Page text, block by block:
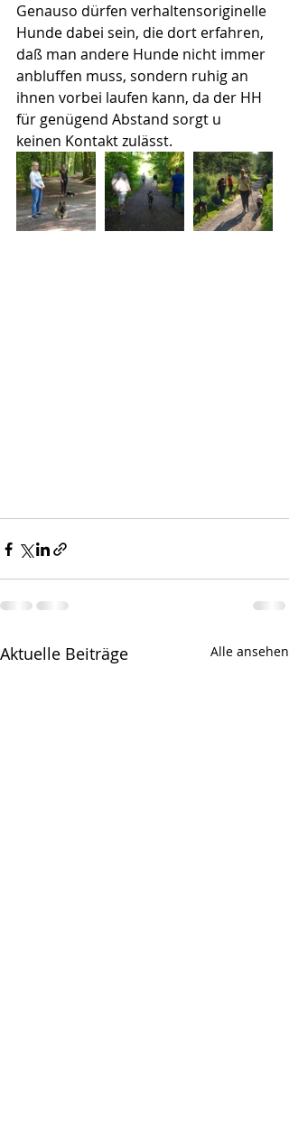
Genauso dürfen verhaltensoriginelle
Hunde dabei sein, die dort erfahren,
daß man andere Hunde nicht immer
anbluffen muss, sondern ruhig an
ihnen vorbei laufen kann, da der HH
für genügend Abstand sorgt u
keinen Kontakt zulässt.
Aktuelle Beiträge Alle ansehen